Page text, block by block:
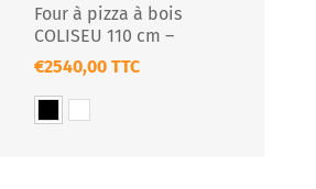
Four à pizza à bois
COLISEU 110 cm –
Design professionnel
noir ou blanc
€2540,00 TTC